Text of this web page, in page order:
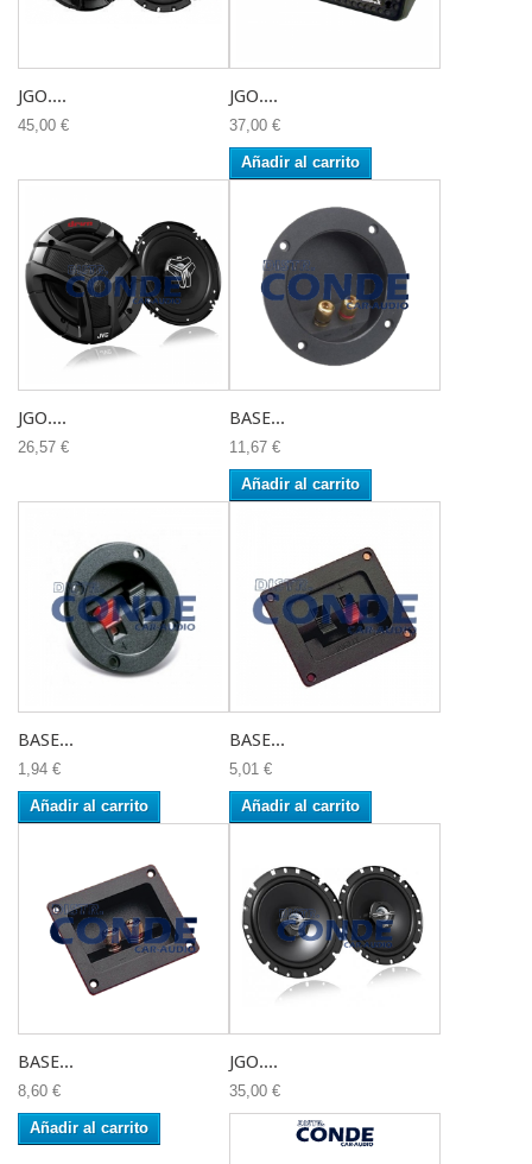
JGO....
45,00 €
JGO....
37,00 €
Añadir al carrito
JGO....
26,57 €
BASE...
11,67 €
Añadir al carrito
BASE...
1,94 €
Añadir al carrito
BASE...
5,01 €
Añadir al carrito
BASE...
8,60 €
Añadir al carrito
JGO....
35,00 €